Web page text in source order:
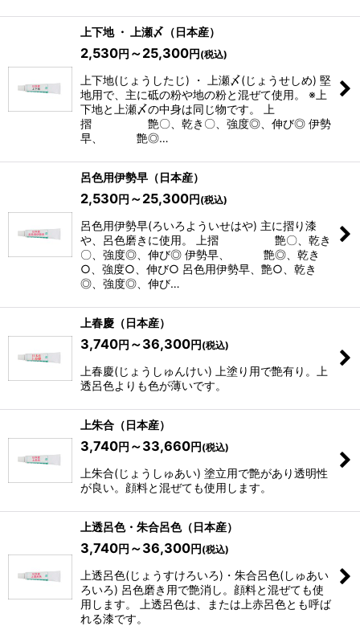
上下地 ・ 上瀬〆（日本産）
2,530円 ～25,300円 (税込)
上下地(じょうしたじ) ・ 上瀬〆(じょうせしめ) 堅
地用で、主に砥の粉や地の粉と混ぜて使用。 ※上
下地と上瀬〆の中身は同じ物です。 上
摺 艶〇、乾き〇、強度◎、伸び◎ 伊勢
早、 艶◎…
呂色用伊勢早（日本産）
2,530円 ～25,300円 (税込)
呂色用伊勢早(ろいろよういせはや) 主に摺り漆
や、呂色磨きに使用。 上摺 艶〇、乾き
〇、強度◎、伸び◎ 伊勢早、 艶◎、乾き
○、強度○、伸び○ 呂色用伊勢早、艶○、乾き
◎、強度◎、伸び…
上春慶（日本産）
3,740円 ～36,300円 (税込)
上春慶(じょうしゅんけい) 上塗り用で艶有り。上
透呂色よりも色が薄いです。
上朱合（日本産）
3,740円 ～33,660円 (税込)
上朱合(じょうしゅあい) 塗立用で艶があり透明性
が良い。顔料と混ぜても使用します。
上透呂色・朱合呂色（日本産）
3,740円 ～36,300円 (税込)
上透呂色(じょうすけろいろ)・朱合呂色(しゅあい
ろいろ) 呂色磨き用で艶消し。顔料と混ぜても使
用します。 上透呂色は、または上赤呂色とも呼ば
れる漆です。